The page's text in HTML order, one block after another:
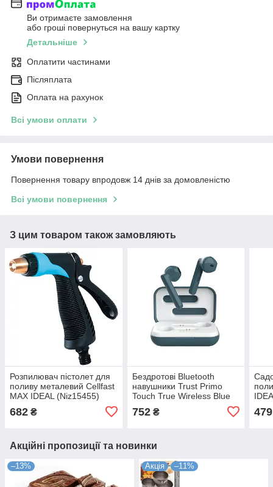
Ви отримаєте замовлення
або гроші повернуться на вашу картку
Детальніше
Оплатити частинами
Післяплата
Оплата на рахунок
Всі умови оплати
Умови повернення
Повернення товару впродовж 14 днів за домовленістю
Всі умови повернення
З цим товаром також замовляють
Розпилювач пістолет для
поливу металевий Cellfast
МАХ IDEAL (Niz15455)
682 ₴
Бездротові Bluetooth
навушники Trust Primo
Touch True Wireless Blue
752₴ 479
Акційні пропозиції та новинки
–13% Акція –11%